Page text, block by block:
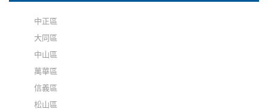
中正區
大同區
中山區
萬華區
信義區
松山區